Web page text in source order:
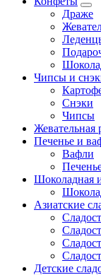
Драже
Чипсы и
Снэки
Чипсы
Жевательная
Печенье и
Вафли
Шоколадная
Азиатские
Детские